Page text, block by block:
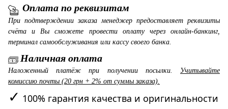
Оплата по реквизитам
При подтверждении заказа менеджер предоставляет реквизиты
счёта и Вы сможете провести оплату через онлайн-банкинг,
терминал самообслуживания или кассу своего банка.
Наличная оплата
Наложенный платёж при получении посылки. Учитывайте
комиссию почты (20 грн + 2% от суммы заказа).
✓ 100% гарантия качества и оригинальности